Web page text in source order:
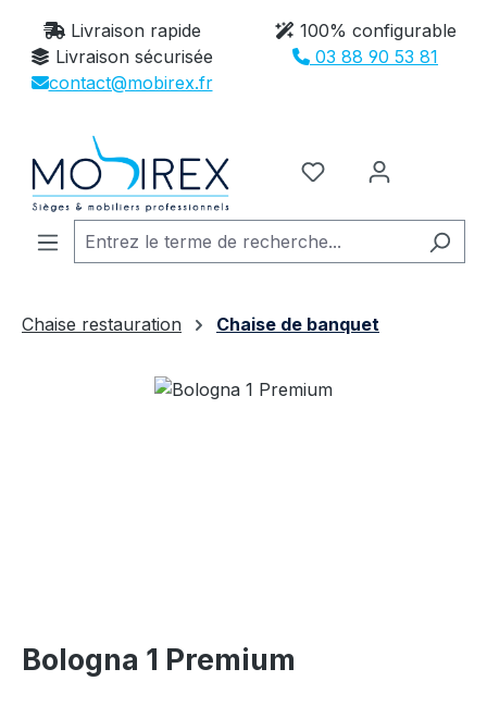
Passer au contenu principal
Livraison rapide
100% configurable
Livraison sécurisée
03 88 90 53 81
contact@mobirex.fr
Vous avez 0
Chaise restauration
Chaise de banquet
Bologna 1 Premium